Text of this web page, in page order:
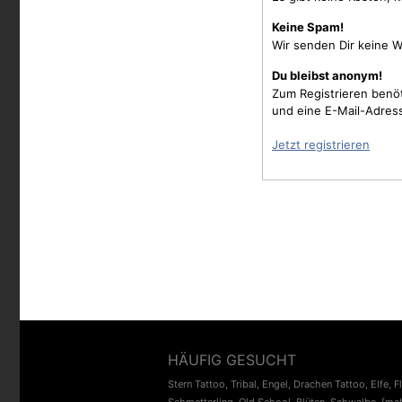
Keine Spam!
Wir senden Dir keine
Du bleibst anonym!
Zum Registrieren
und eine E-Mail-
Jetzt registrieren
HÄUFIG GESUCHT
Stern Tattoo, Tribal, Engel, Drachen Tattoo, Elfe,